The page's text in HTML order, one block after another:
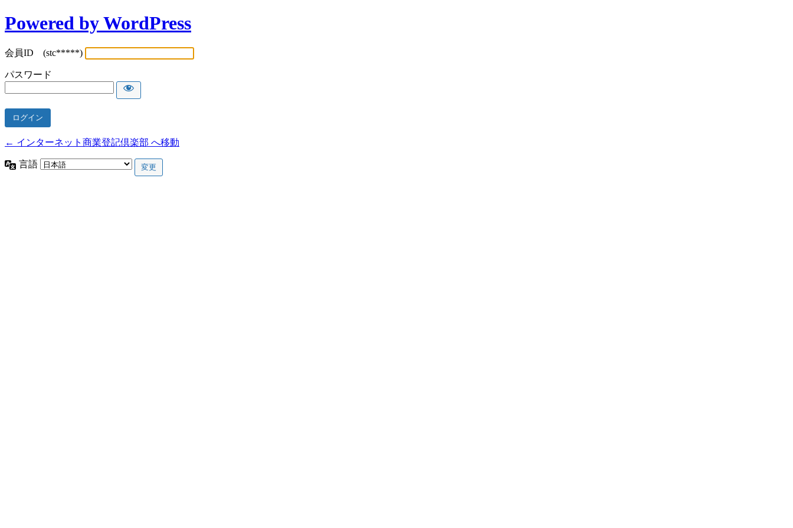
Powered by WordPress
会員ID (stc*****)
パスワード
← インターネット商業登記倶楽部 へ移動
言語